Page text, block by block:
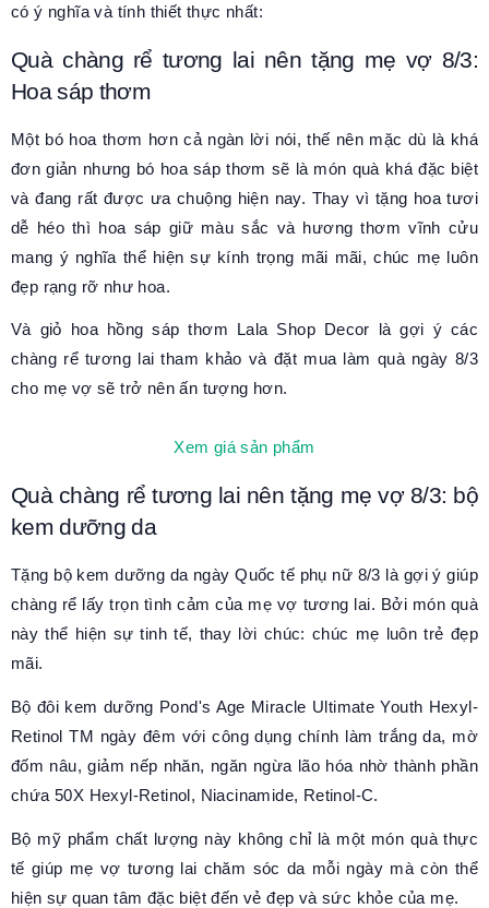
có ý nghĩa và tính thiết thực nhất:
Quà chàng rể tương lai nên tặng mẹ vợ 8/3:
Hoa sáp thơm
Một bó hoa thơm hơn cả ngàn lời nói, thế nên mặc dù là khá
đơn giản nhưng bó hoa sáp thơm sẽ là món quà khá đặc biệt
và đang rất được ưa chuộng hiện nay. Thay vì tặng hoa tươi
dễ héo thì hoa sáp giữ màu sắc và hương thơm vĩnh cửu
mang ý nghĩa thể hiện sự kính trọng mãi mãi, chúc mẹ luôn
đẹp rạng rỡ như hoa.
Và giỏ hoa hồng sáp thơm Lala Shop Decor là gợi ý các
chàng rể tương lai tham khảo và đặt mua làm quà ngày 8/3
cho mẹ vợ sẽ trở nên ấn tượng hơn.
Xem giá sản phẩm
Quà chàng rể tương lai nên tặng mẹ vợ 8/3: bộ
kem dưỡng da
Tặng bộ kem dưỡng da ngày Quốc tế phụ nữ 8/3 là gợi ý giúp
chàng rể lấy trọn tình cảm của mẹ vợ tương lai. Bởi món quà
này thể hiện sự tinh tế, thay lời chúc: chúc mẹ luôn trẻ đẹp
mãi.
Bộ đôi kem dưỡng Pond's Age Miracle Ultimate Youth Hexyl-
Retinol TM ngày đêm với công dụng chính làm trắng da, mờ
đốm nâu, giảm nếp nhăn, ngăn ngừa lão hóa nhờ thành phần
chứa 50X Hexyl-Retinol, Niacinamide, Retinol-C.
Bộ mỹ phẩm chất lượng này không chỉ là một món quà thực
tế giúp mẹ vợ tương lai chăm sóc da mỗi ngày mà còn thể
hiện sự quan tâm đặc biệt đến vẻ đẹp và sức khỏe của mẹ.